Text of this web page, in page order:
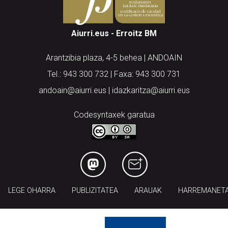
Aiurri.eus - Erroitz BM
Arantzibia plaza, 4-5 behea | ANDOAIN
Tel.: 943 300 732 | Faxa: 943 300 731
andoain@aiurri.eus | idazkaritza@aiurri.eus
Codesyntaxek garatua
LEGE OHARRA PUBLIZITATEA ARAUAK